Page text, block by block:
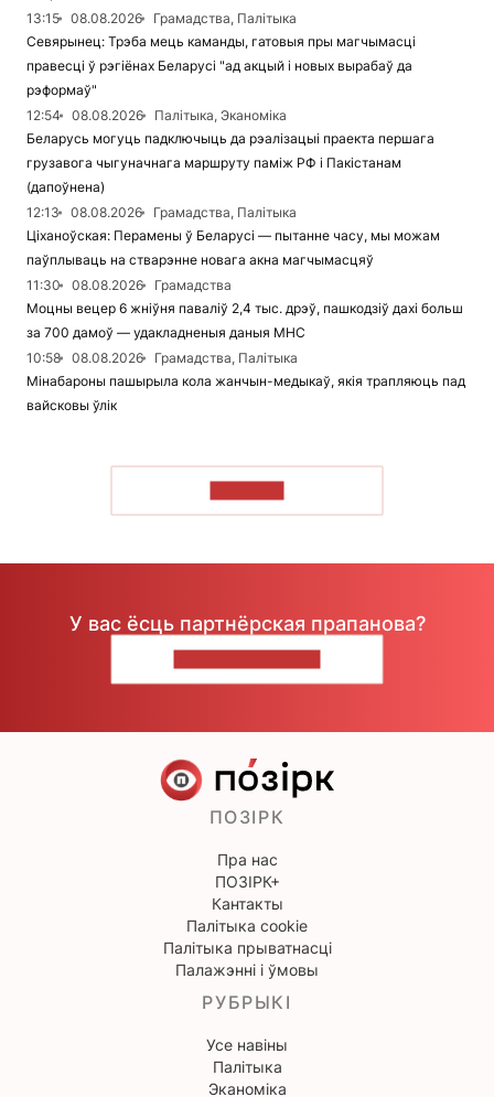
13:15
08.08.2026
Грамадства, Палітыка
Севярынец: Трэба мець каманды, гатовыя пры магчымасці
правесці ў рэгіёнах Беларусі "ад акцый і новых вырабаў да
рэформаў"
12:54
08.08.2026
Палітыка, Эканоміка
Беларусь могуць падключыць да рэалізацыі праекта першага
грузавога чыгуначнага маршруту паміж РФ і Пакістанам
(дапоўнена)
12:13
08.08.2026
Грамадства, Палітыка
Ціханоўская: Перамены ў Беларусі — пытанне часу, мы можам
паўплываць на стварэнне новага акна магчымасцяў
11:30
08.08.2026
Грамадства
Моцны вецер 6 жніўня паваліў 2,4 тыс. дрэў, пашкодзіў дахі больш
за 700 дамоў — удакладненыя даныя МНС
10:58
08.08.2026
Грамадства, Палітыка
Мінабароны пашырыла кола жанчын-медыкаў, якія трапляюць пад
вайсковы ўлік
У вас ёсць партнёрская прапанова?
ПОЗІРК
Пра нас
ПОЗІРК+
Кантакты
Палітыка cookie
Палітыка прыватнасці
Палажэнні і ўмовы
РУБРЫКІ
Усе навіны
Палітыка
Эканоміка